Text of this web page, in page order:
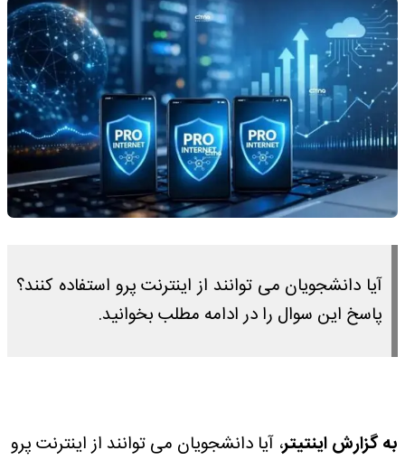
آیا دانشجویان می توانند از اینترنت پرو استفاده کنند؟
پاسخ این سوال را در ادامه مطلب بخوانید.
به گزارش اینتیتر، آیا دانشجویان می توانند از اینترنت پرو